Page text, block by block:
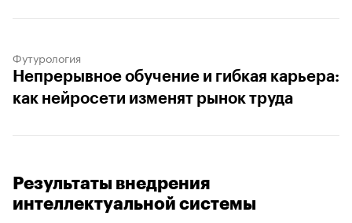
Футурология
Непрерывное обучение и гибкая карьера:
как нейросети изменят рынок труда
Результаты внедрения
интеллектуальной системы